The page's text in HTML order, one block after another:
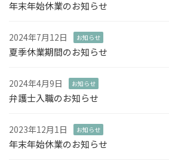
年末年始休業のお知らせ
2024年7月12日 お知らせ
夏季休業期間のお知らせ
2024年4月9日 お知らせ
弁護士入職のお知らせ
2023年12月1日 お知らせ
年末年始休業のお知らせ